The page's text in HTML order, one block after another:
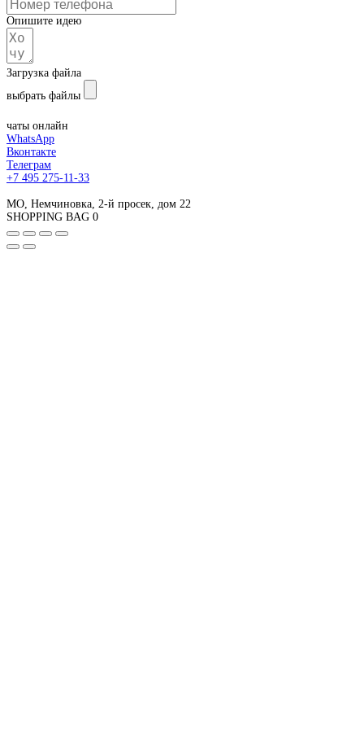
Опишите идею
Загрузка файла
выбрать файлы
чаты онлайн
WhatsApp
Вконтакте
Телеграм
+7 495 275-11-33
МО, Немчиновка, 2-й просек, дом 22
SHOPPING BAG 0